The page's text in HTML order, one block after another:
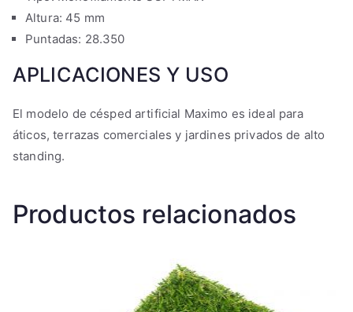
Altura: 45 mm
Puntadas: 28.350
APLICACIONES Y USO
El modelo de césped artificial Maximo es ideal para
áticos, terrazas comerciales y jardines privados de alto
standing.
Productos relacionados